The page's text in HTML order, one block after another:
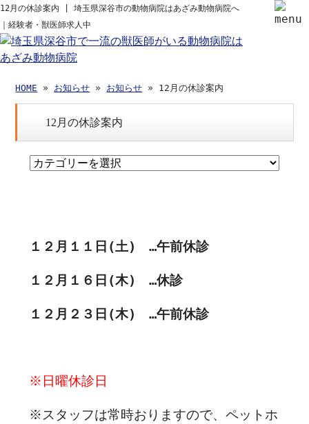
12月の休診案内 | 埼玉県深谷市の動物病院はあざみ動物病院へ
｜経験者・獣医師求人中
HOME » お知らせ » お知らせ » 12月の休診案内
12月の休診案内
１２月１１日(土) …午前休診
１２月１６日(木) …休診
１２月２３日(木) …午前休診
※日曜休診日
※スタッフは常時おりますので、ペットホ